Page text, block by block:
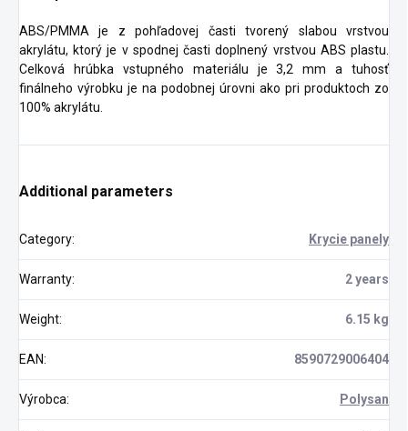
ABS/PMMA je z pohľadovej časti tvorený slabou vrstvou
akrylátu, ktorý je v spodnej časti doplnený vrstvou ABS plastu.
Celková hrúbka vstupného materiálu je 3,2 mm a tuhosť
finálneho výrobku je na podobnej úrovni ako pri produktoch zo
100% akrylátu.
Additional parameters
Category: Krycie panely
Warranty: 2 years
Weight: 6.15 kg
EAN: 8590729006404
Výrobca: Polysan